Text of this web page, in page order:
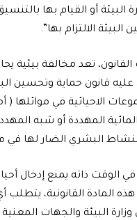
أو القيام بها
الالتزام بها”.
تعد مخالفة بيئية
الاحيائية في
المهددة أو شبه
النشاط البشري الضار لها في
الوقت ذاته يمنع إدخال
المادة القانونية، يتطلب أي
وزارة البيئة والجهات